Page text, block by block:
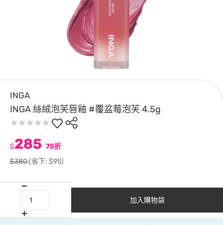
INGA
INGA 絲絨泡芙唇釉 #覆盆莓泡芙 4.5g
$285 75折
$380(省下: $95)
加入購物袋